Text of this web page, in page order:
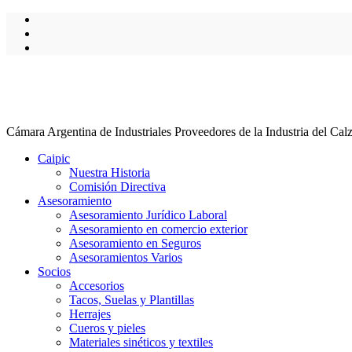
Cámara Argentina de Industriales Proveedores de la Industria del
Caipic
Nuestra Historia
Comisión Directiva
Asesoramiento
Asesoramiento Jurídico Laboral
Asesoramiento en comercio exterior
Asesoramiento en Seguros
Asesoramientos Varios
Socios
Accesorios
Tacos, Suelas y Plantillas
Herrajes
Cueros y pieles
Materiales sinéticos y textiles